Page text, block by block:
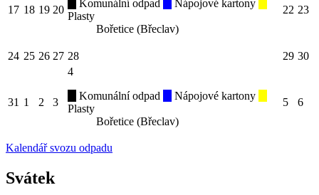
17 18 19 20
Komunální odpad
Nápojové kartony
Plasty
Bořetice (Břeclav)
22 23
24 25 26 27 28 29 30
31 1 2 3
4
Komunální odpad
Nápojové kartony
Plasty
Bořetice (Břeclav)
5 6
Kalendář svozu odpadu
Svátek